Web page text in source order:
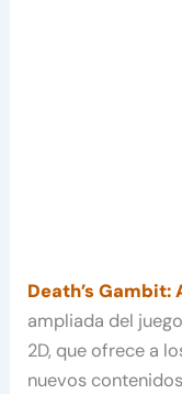
Death’s
ampliada del
2D, que ofrece a
nuevos